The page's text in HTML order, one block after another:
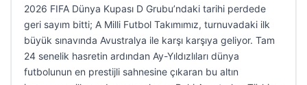
2026 FIFA Dünya Kupası D Grubu’ndaki tarihi perdede
geri sayım bitti; A Milli Futbol Takımımız, turnuvadaki ilk
büyük sınavında Avustralya ile karşı karşıya geliyor. Tam
24 senelik hasretin ardından Ay-Yıldızlıları dünya
futbolunun en prestijli sahnesine çıkaran bu altın